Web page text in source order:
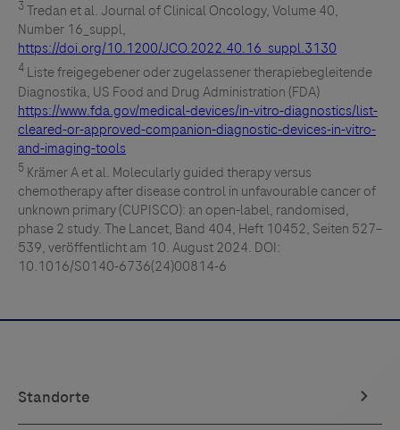
3 Tredan et al. Journal of Clinical Oncology, Volume 40,
Number 16_suppl,
https://doi.org/10.1200/JCO.2022.40.16_suppl.3130
4 Liste freigegebener oder zugelassener therapiebegleitende
Diagnostika, US Food and Drug Administration (FDA)
https://www.fda.gov/medical-devices/in-vitro-diagnostics/list-
cleared-or-approved-companion-diagnostic-devices-in-vitro-
and-imaging-tools
5 Krämer A et al. Molecularly guided therapy versus
chemotherapy after disease control in unfavourable cancer of
unknown primary (CUPISCO): an open-label, randomised,
phase 2 study. The Lancet, Band 404, Heft 10452, Seiten 527–
539, veröffentlicht am 10. August 2024. DOI:
10.1016/S0140-6736(24)00814-6